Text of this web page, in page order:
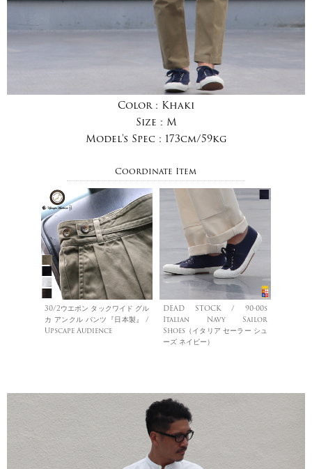
Color : Khaki
Size : M
Model's Spec : 173cm/59kg
Coordinate Item
30/2ウエポン タックワイド グル
カ アンクル パンツ『日本製』 /
Upscape Audience
DEAD STOCK / 90-00s
Italian Navy Sailor
Shoes（イタリア セーラー シュ
ーズ ネイビー）